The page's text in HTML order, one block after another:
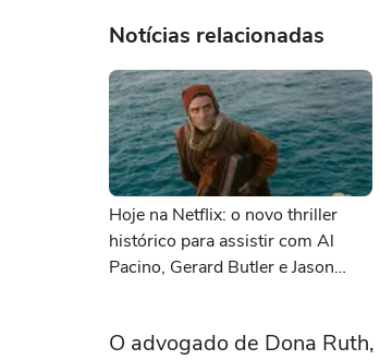
Notícias relacionadas
Hoje na Netflix: o novo thriller
histórico para assistir com Al
Pacino, Gerard Butler e Jason
O advogado de Dona Ruth,